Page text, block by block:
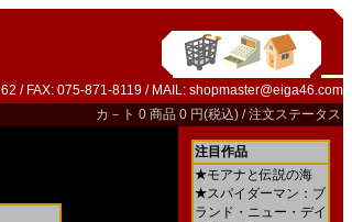
/ FAX: 075-871-8119 / MAIL: shopmaster@eiga46.com
カ－ト 0 商品 0 円(税込) /注文ステータス
注目作品
★モアナと伝説の海
★スパイダーマン：ブ
ランド・ニュー・デイ